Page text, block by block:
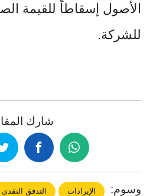
الأصول إسقاطاً للقيمة
للشركة.
شارك
وسوم: الإيرادات التدفق النقدي